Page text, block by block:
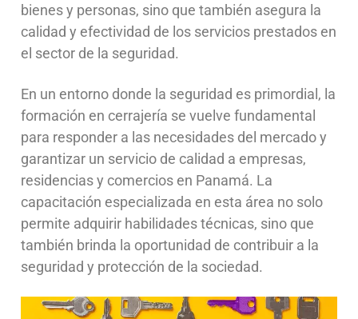
bienes y personas, sino que también asegura la
calidad y efectividad de los servicios prestados en
el sector de la seguridad.
En un entorno donde la seguridad es primordial, la
formación en cerrajería se vuelve fundamental
para responder a las necesidades del mercado y
garantizar un servicio de calidad a empresas,
residencias y comercios en Panamá. La
capacitación especializada en esta área no solo
permite adquirir habilidades técnicas, sino que
también brinda la oportunidad de contribuir a la
seguridad y protección de la sociedad.